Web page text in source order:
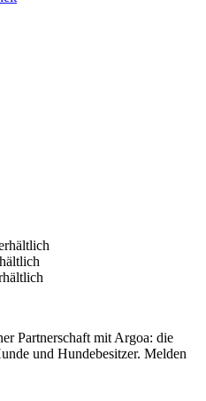
Partnerschaft mit Argoa: die
und Hundebesitzer. Melden